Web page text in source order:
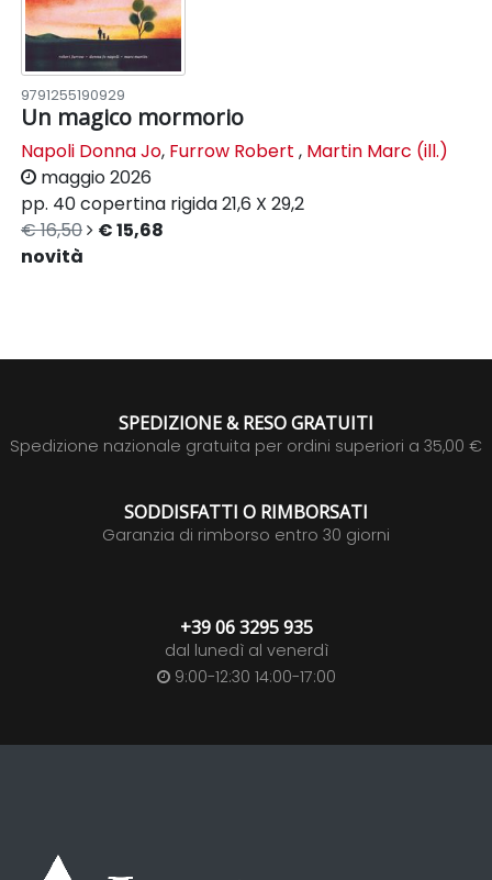
9791255190929
Un magico mormorio
Napoli Donna Jo, Furrow Robert , Martin Marc (ill.)
maggio 2026
pp. 40copertina rigida21,6 X 29,2
€ 16,50
€ 15,68
novità
SPEDIZIONE & RESO GRATUITI
Spedizione nazionale gratuita per ordini superiori a 35,00 €
SODDISFATTI O RIMBORSATI
Garanzia di rimborso entro 30 giorni
+39 06 3295 935
dal lunedì al venerdì
9:00-12:30 14:00-17:00